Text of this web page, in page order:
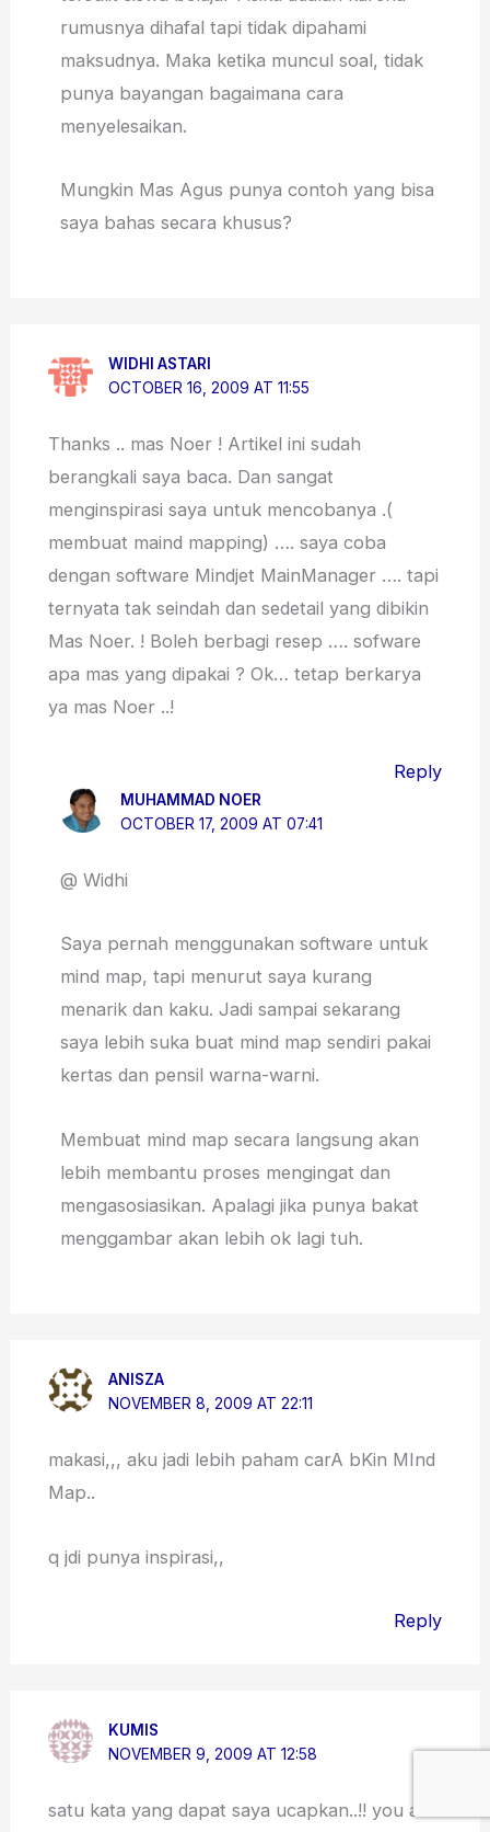
rumusnya dihafal tapi tidak dipahami
maksudnya. Maka ketika muncul soal, tidak
punya bayangan bagaimana cara
menyelesaikan.
Mungkin Mas Agus punya contoh yang bisa
saya bahas secara khusus?
WIDHI ASTARI
OCTOBER 16, 2009 AT 11:55
Thanks .. mas Noer ! Artikel ini sudah
berangkali saya baca. Dan sangat
menginspirasi saya untuk mencobanya .(
membuat maind mapping) …. saya coba
dengan software Mindjet MainManager …. tapi
ternyata tak seindah dan sedetail yang dibikin
Mas Noer. ! Boleh berbagi resep …. sofware
apa mas yang dipakai ? Ok… tetap berkarya
ya mas Noer ..!
Reply
MUHAMMAD NOER
OCTOBER 17, 2009 AT 07:41
@ Widhi
Saya pernah menggunakan software untuk
mind map, tapi menurut saya kurang
menarik dan kaku. Jadi sampai sekarang
saya lebih suka buat mind map sendiri pakai
kertas dan pensil warna-warni.
Membuat mind map secara langsung akan
lebih membantu proses mengingat dan
mengasosiasikan. Apalagi jika punya bakat
menggambar akan lebih ok lagi tuh.
ANISZA
NOVEMBER 8, 2009 AT 22:11
makasi,,, aku jadi lebih paham carA bKin MInd
Map..
q jdi punya inspirasi,,
Reply
KUMIS
NOVEMBER 9, 2009 AT 12:58
satu kata yang dapat saya ucapkan..!! you are